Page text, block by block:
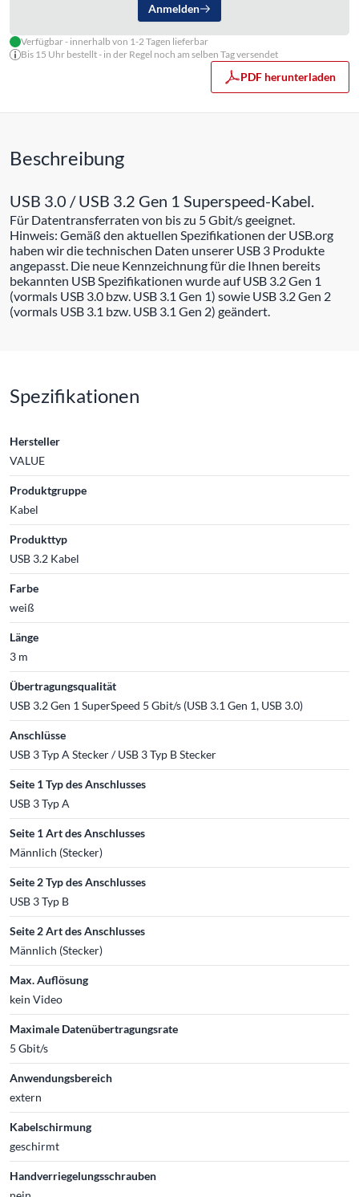
Anmelden
Verfügbar - innerhalb von 1-2 Tagen lieferbar
Bis 15 Uhr bestellt - in der Regel noch am selben Tag versendet
PDF herunterladen
Beschreibung
USB 3.0 / USB 3.2 Gen 1 Superspeed-Kabel.
Für Datentransferraten von bis zu 5 Gbit/s geeignet.
Hinweis: Gemäß den aktuellen Spezifikationen der USB.org
haben wir die technischen Daten unserer USB 3 Produkte
angepasst. Die neue Kennzeichnung für die Ihnen bereits
bekannten USB Spezifikationen wurde auf USB 3.2 Gen 1
(vormals USB 3.0 bzw. USB 3.1 Gen 1) sowie USB 3.2 Gen 2
(vormals USB 3.1 bzw. USB 3.1 Gen 2) geändert.
Spezifikationen
Hersteller
VALUE
Produktgruppe
Kabel
Produkttyp
USB 3.2 Kabel
Farbe
weiß
Länge
3 m
Übertragungsqualität
USB 3.2 Gen 1 SuperSpeed 5 Gbit/s (USB 3.1 Gen 1, USB 3.0)
Anschlüsse
USB 3 Typ A Stecker / USB 3 Typ B Stecker
Seite 1 Typ des Anschlusses
USB 3 Typ A
Seite 1 Art des Anschlusses
Männlich (Stecker)
Seite 2 Typ des Anschlusses
USB 3 Typ B
Seite 2 Art des Anschlusses
Männlich (Stecker)
Max. Auflösung
kein Video
Maximale Datenübertragungsrate
5 Gbit/s
Anwendungsbereich
extern
Kabelschirmung
geschirmt
Handverriegelungsschrauben